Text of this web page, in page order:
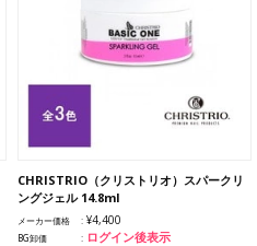
CHRISTRIO（クリストリオ）スパークリ
ングジェル 14.8ml
メーカー価格 ¥4,400
BG卸価 ログイン後表示